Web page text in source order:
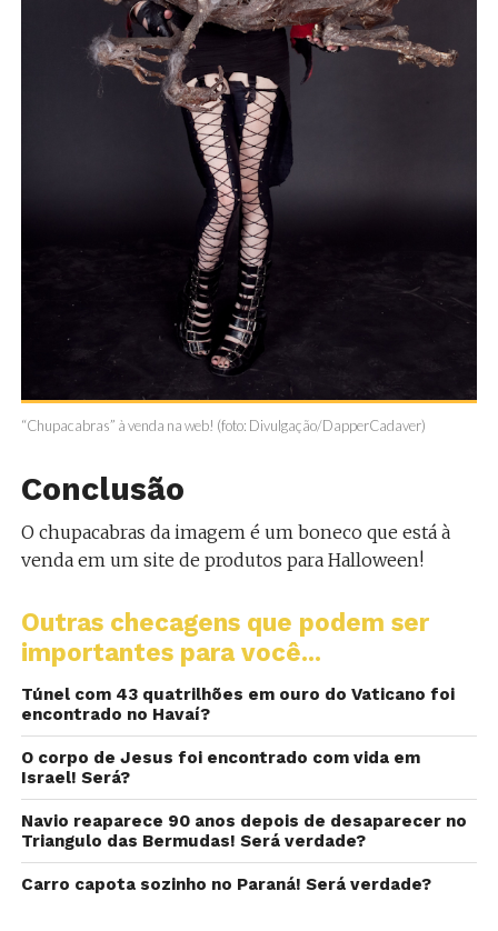
“Chupacabras” à venda na web! (foto: Divulgação/DapperCadaver)
Conclusão
O chupacabras da imagem é um boneco que está à
venda em um site de produtos para Halloween!
Outras checagens que podem ser
importantes para você...
Túnel com 43 quatrilhões em ouro do Vaticano foi
encontrado no Havaí?
O corpo de Jesus foi encontrado com vida em
Israel! Será?
Navio reaparece 90 anos depois de desaparecer no
Triangulo das Bermudas! Será verdade?
Carro capota sozinho no Paraná! Será verdade?